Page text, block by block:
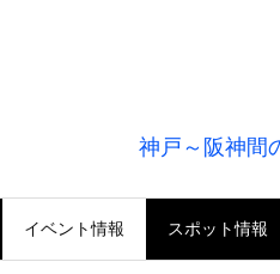
神戸～阪神間
イベント情報 スポット情報